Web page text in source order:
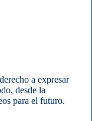
a expresar
desde la
para el futuro.